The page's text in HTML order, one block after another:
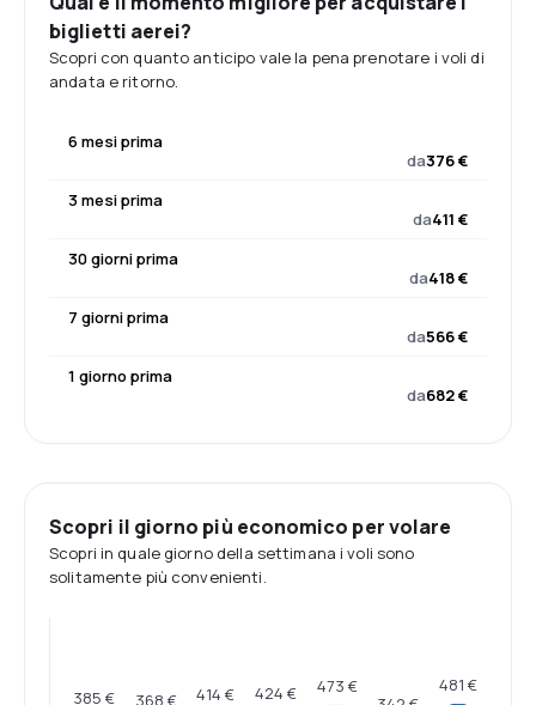
biglietti aerei?
Scopri con quanto anticipo vale la pena prenotare i voli di
andata e ritorno.
6 mesi prima
da376 €
3 mesi prima
da411 €
30 giorni prima
da418 €
7 giorni prima
da566 €
1 giorno prima
da682 €
Scopri il giorno più economico per volare
Scopri in quale giorno della settimana i voli sono
solitamente più convenienti.
385 € 368 € 414 € 424 € 473 € 481 €